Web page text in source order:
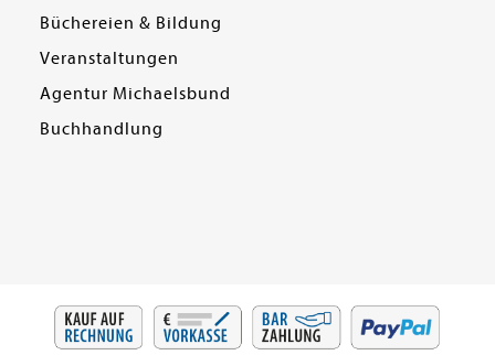
Büchereien & Bildung
Veranstaltungen
Agentur Michaelsbund
Buchhandlung